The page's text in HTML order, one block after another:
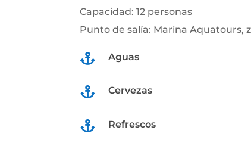
Capacidad: 12 personas
Punto de salía: Marina Aquatours,
 Aguas
 Cervezas
 Refrescos